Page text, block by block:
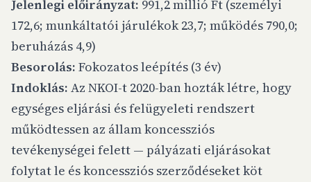
Jelenlegi előirányzat: 991,2 millió Ft (személyi
172,6; munkáltatói járulékok 23,7; működés 790,0;
beruházás 4,9)
Besorolás: Fokozatos leépítés (3 év)
Indoklás: Az NKOI-t 2020-ban hozták létre, hogy
egységes eljárási és felügyeleti rendszert
működtessen az állam koncessziós
tevékenységei felett — pályázati eljárásokat
folytat le és koncessziós szerződéseket köt